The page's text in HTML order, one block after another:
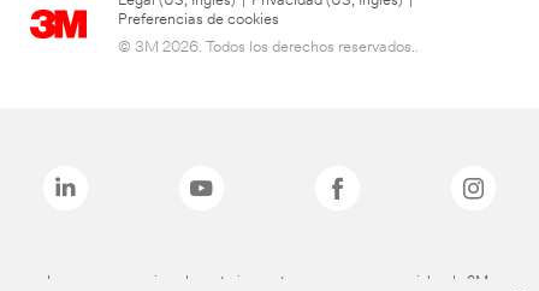
Preferencias de cookies
© 3M 2026. Todos los derechos reservados..
Las marcas mencionadas anteriormente son marcas comerciales de 3M.